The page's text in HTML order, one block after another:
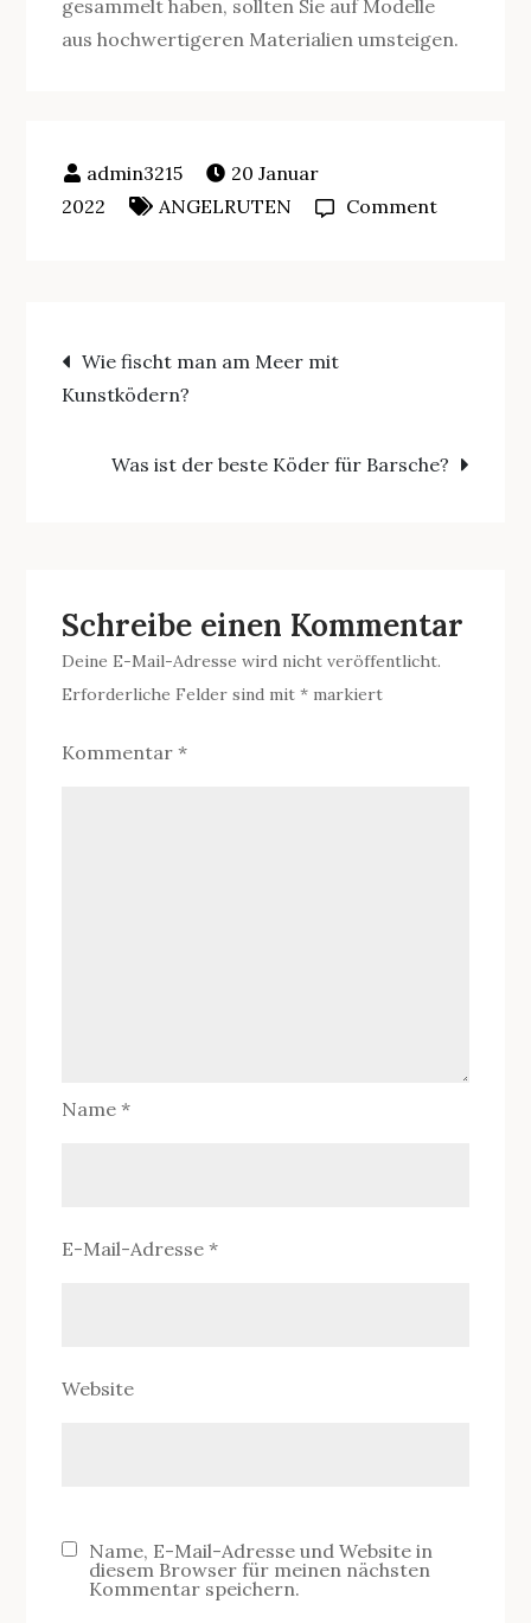
gesammelt haben, sollten Sie auf Modelle
aus hochwertigeren Materialien umsteigen.
20 Januar
2022
ANGELRUTEN Commenton
Beitragsnavigation
Wie fischt man am Meer mit
Kunstködern?
Was ist der beste Köder für Barsche?
Schreibe einen Kommentar
Deine E-Mail-Adresse wird nicht veröffentlicht.
Erforderliche Felder sind mit* markiert
Kommentar*
Name*
E-Mail-Adresse*
Website
Name, E-Mail-Adresse und Website in
diesem Browser für meinen nächsten
Kommentar speichern.